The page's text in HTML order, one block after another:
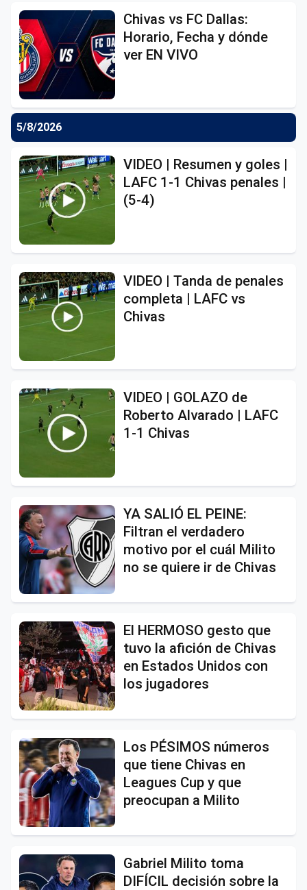
Chivas vs FC Dallas:
Horario, Fecha y dónde
ver EN VIVO
5/8/2026
VIDEO | Resumen y goles |
LAFC 1-1 Chivas penales |
(5-4)
VIDEO | Tanda de penales
completa | LAFC vs
Chivas
VIDEO | GOLAZO de
Roberto Alvarado | LAFC
1-1 Chivas
YA SALIÓ EL PEINE:
Filtran el verdadero
motivo por el cuál Milito
no se quiere ir de Chivas
El HERMOSO gesto que
tuvo la afición de Chivas
en Estados Unidos con
los jugadores
Los PÉSIMOS números
que tiene Chivas en
Leagues Cup y que
preocupan a Milito
Gabriel Milito toma
DIFÍCIL decisión sobre la